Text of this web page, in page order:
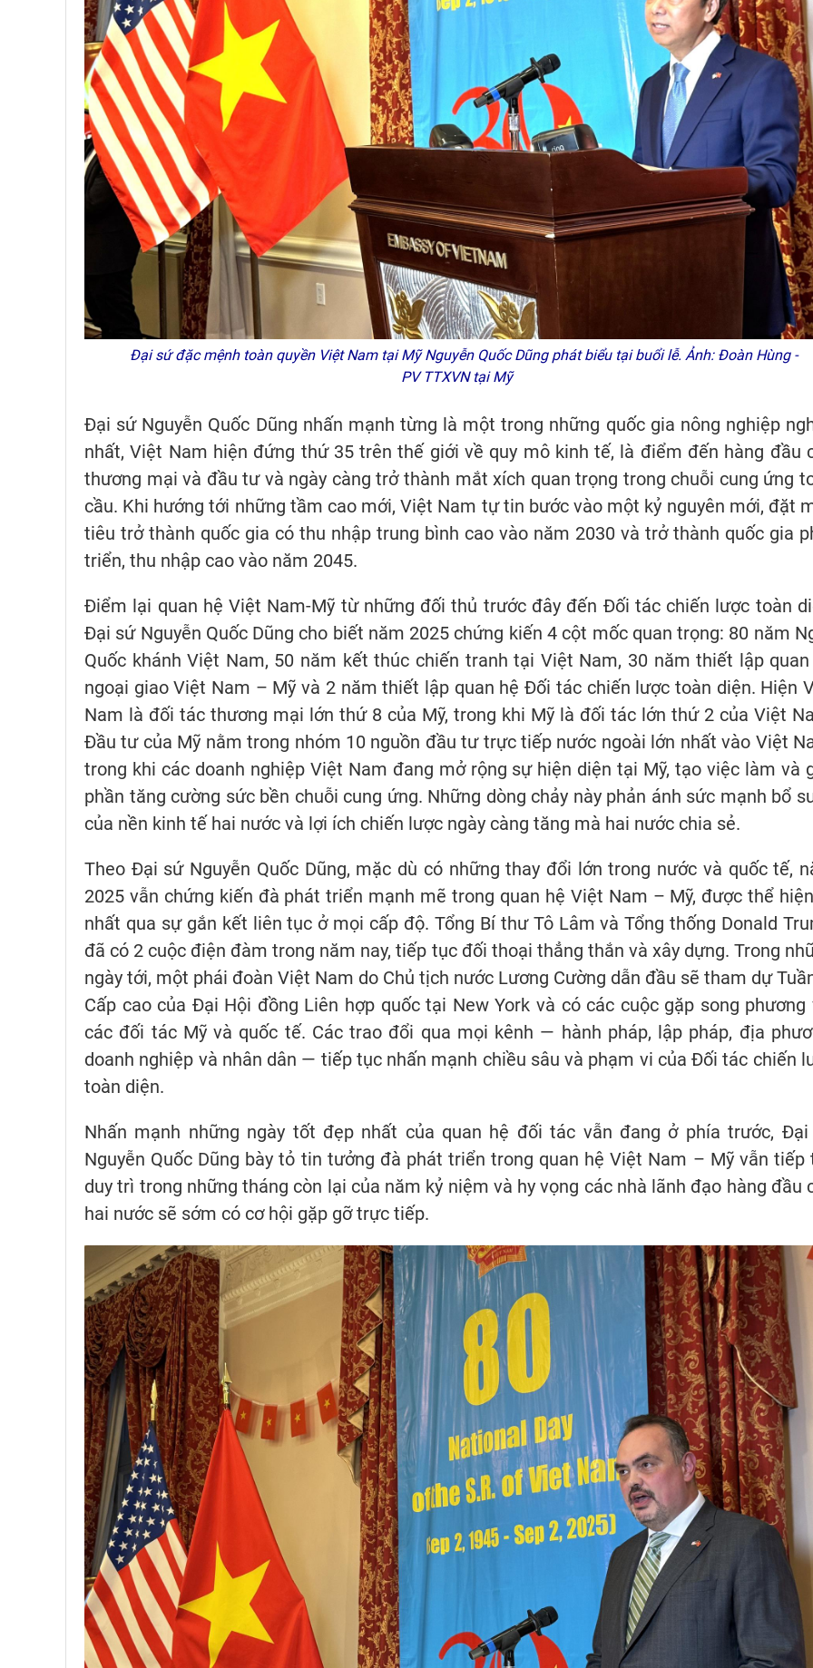
Đại sứ đặc mệnh toàn quyền Việt Nam tại Mỹ Nguyễn Quốc Dũng phát biểu tại buổi lễ. Ảnh: Đoàn Hùng -
PV TTXVN tại Mỹ
Đại sứ Nguyễn Quốc Dũng nhấn mạnh từng là một trong những quốc gia nông nghiệp
nhất, Việt Nam hiện đứng thứ 35 trên thế giới về quy mô kinh tế, là điểm đến hàng đầu
thương mại và đầu tư và ngày càng trở thành mắt xích quan trọng trong chuỗi cung ứng
cầu. Khi hướng tới những tầm cao mới, Việt Nam tự tin bước vào một kỷ nguyên mới, đặt
tiêu trở thành quốc gia có thu nhập trung bình cao vào năm 2030 và trở thành quốc gia
triển, thu nhập cao vào năm 2045.
Điểm lại quan hệ Việt Nam-Mỹ từ những đối thủ trước đây đến Đối tác chiến lược toàn
Đại sứ Nguyễn Quốc Dũng cho biết năm 2025 chứng kiến 4 cột mốc quan trọng: 80 năm
Quốc khánh Việt Nam, 50 năm kết thúc chiến tranh tại Việt Nam, 30 năm thiết lập
ngoại giao Việt Nam – Mỹ và 2 năm thiết lập quan hệ Đối tác chiến lược toàn diện. Hiện
Nam là đối tác thương mại lớn thứ 8 của Mỹ, trong khi Mỹ là đối tác lớn thứ 2 của Việt
Đầu tư của Mỹ nằm trong nhóm 10 nguồn đầu tư trực tiếp nước ngoài lớn nhất vào Việt
trong khi các doanh nghiệp Việt Nam đang mở rộng sự hiện diện tại Mỹ, tạo việc làm và
phần tăng cường sức bền chuỗi cung ứng. Những dòng chảy này phản ánh sức mạnh bổ
của nền kinh tế hai nước và lợi ích chiến lược ngày càng tăng mà hai nước chia sẻ.
Theo Đại sứ Nguyễn Quốc Dũng, mặc dù có những thay đổi lớn trong nước và quốc tế,
2025 vẫn chứng kiến đà phát triển mạnh mẽ trong quan hệ Việt Nam – Mỹ, được thể
nhất qua sự gắn kết liên tục ở mọi cấp độ. Tổng Bí thư Tô Lâm và Tổng thống Donald
đã có 2 cuộc điện đàm trong năm nay, tiếp tục đối thoại thẳng thắn và xây dựng. Trong
ngày tới, một phái đoàn Việt Nam do Chủ tịch nước Lương Cường dẫn đầu sẽ tham dự
Cấp cao của Đại Hội đồng Liên hợp quốc tại New York và có các cuộc gặp song phương
các đối tác Mỹ và quốc tế. Các trao đổi qua mọi kênh — hành pháp, lập pháp, địa
doanh nghiệp và nhân dân — tiếp tục nhấn mạnh chiều sâu và phạm vi của Đối tác chiến
toàn diện.
Nhấn mạnh những ngày tốt đẹp nhất của quan hệ đối tác vẫn đang ở phía trước,
Nguyễn Quốc Dũng bày tỏ tin tưởng đà phát triển trong quan hệ Việt Nam – Mỹ vẫn tiếp
duy trì trong những tháng còn lại của năm kỷ niệm và hy vọng các nhà lãnh đạo hàng đầu
hai nước sẽ sớm có cơ hội gặp gỡ trực tiếp.